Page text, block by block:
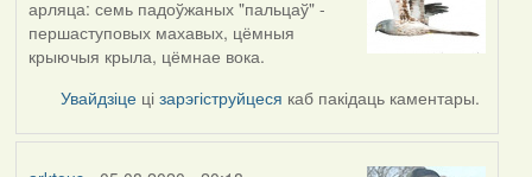
reply
to
by
arktous
арляца: семь падоўжаных "пальцаў" -
першаступовых махавых, цёмныя
крыючыя крыла, цёмнае вока.
Увайдзіце цізарэгіструйцеся каб пакідаць каментары.